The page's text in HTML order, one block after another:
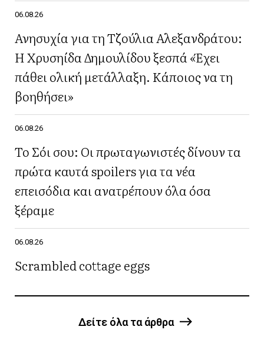
06.08.26
Ανησυχία για τη Τζούλια Αλεξανδράτου:
Η Χρυσηίδα Δημουλίδου ξεσπά «Έχει
πάθει ολική μετάλλαξη. Κάποιος να τη
βοηθήσει»
06.08.26
Το Σόι σου: Οι πρωταγωνιστές δίνουν τα
πρώτα καυτά spoilers για τα νέα
επεισόδια και ανατρέπουν όλα όσα
ξέραμε
06.08.26
Scrambled cottage eggs
Δείτε όλα τα άρθρα